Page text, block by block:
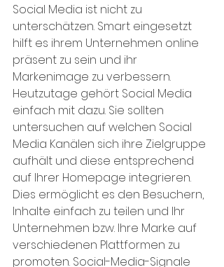
Social Media ist nicht zu
unterschätzen. Smart eingesetzt
hilft es ihrem Unternehmen online
präsent zu sein und ihr
Markenimage zu verbessern.
Heutzutage gehört Social Media
einfach mit dazu. Sie sollten
untersuchen auf welchen Social
Media Kanälen sich ihre Zielgruppe
aufhält und diese entsprechend
auf Ihrer Homepage integrieren.
Dies ermöglicht es den Besuchern,
Inhalte einfach zu teilen und Ihr
Unternehmen bzw. Ihre Marke auf
verschiedenen Plattformen zu
promoten. Social-Media-Signale